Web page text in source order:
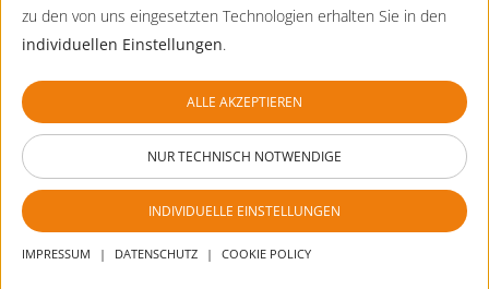
089 - 23237356-550
Humangenetik@CTDE.EurofinsEU.com
Praxis für Humangenetik Dortmund
Kampstraße 45
D-44137
0231 - 99 77 41 50
Humangenetik.Dortmund@CTDE.EurofinsEU.com
zu den von uns eingesetzten Technologien erhalten Sie in den
individuellen Einstellungen.
ALLE AKZEPTIEREN
NUR TECHNISCH NOTWENDIGE
INDIVIDUELLE EINSTELLUNGEN
IMPRESSUM | DATENSCHUTZ | COOKIE POLICY